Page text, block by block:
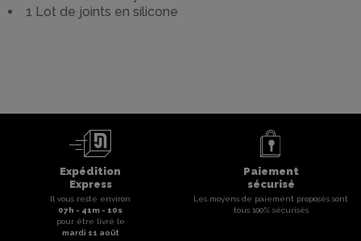
1 Lot de joints en silicone
Expédition
Express
Il vous reste environ
07h - 41m - 10s
pour être livré le
mardi 11 août
Paiement
sécurisé
Les moyens de paiement proposés sont
tous 100% sécurisés